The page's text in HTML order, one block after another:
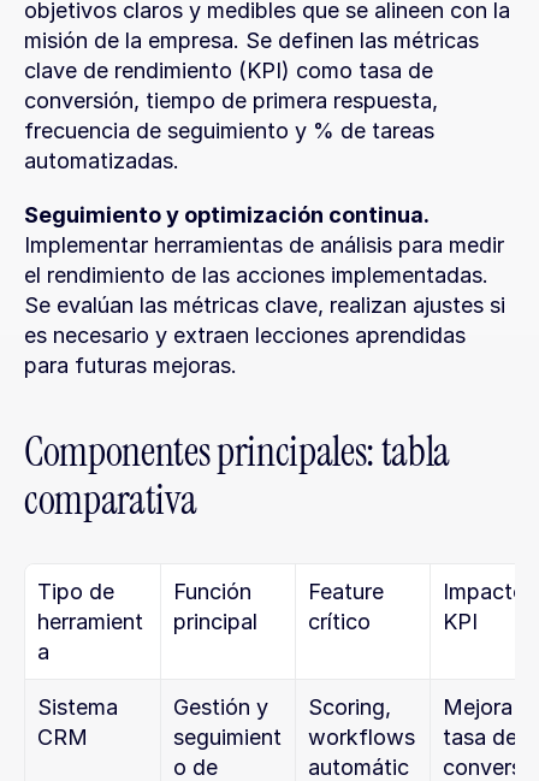
objetivos claros y medibles que se alineen con la
misión de la empresa. Se definen las métricas
clave de rendimiento (KPI) como tasa de
conversión, tiempo de primera respuesta,
frecuencia de seguimiento y % de tareas
automatizadas.
Seguimiento y optimización continua.
Implementar herramientas de análisis para medir
el rendimiento de las acciones implementadas.
Se evalúan las métricas clave, realizan ajustes si
es necesario y extraen lecciones aprendidas
para futuras mejoras.
Componentes principales: tabla
comparativa
Tipo de
herramient
a
Función
principal
Feature
crítico
Impacto
KPI
Sistema
CRM
Gestión y
seguimient
o de
Scoring,
workflows
automátic
Mejora
tasa de